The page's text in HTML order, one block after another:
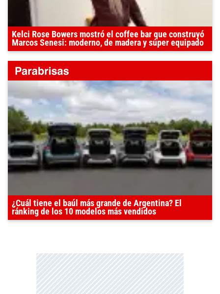
Kelci Rose Bowers mostró el coffee bar que construyó
Marcos Senesi: moderno, de madera y súper equipado
¿Cuál tiene el baúl más grande de Argentina? El
ránking de los 10 modelos más vendidos